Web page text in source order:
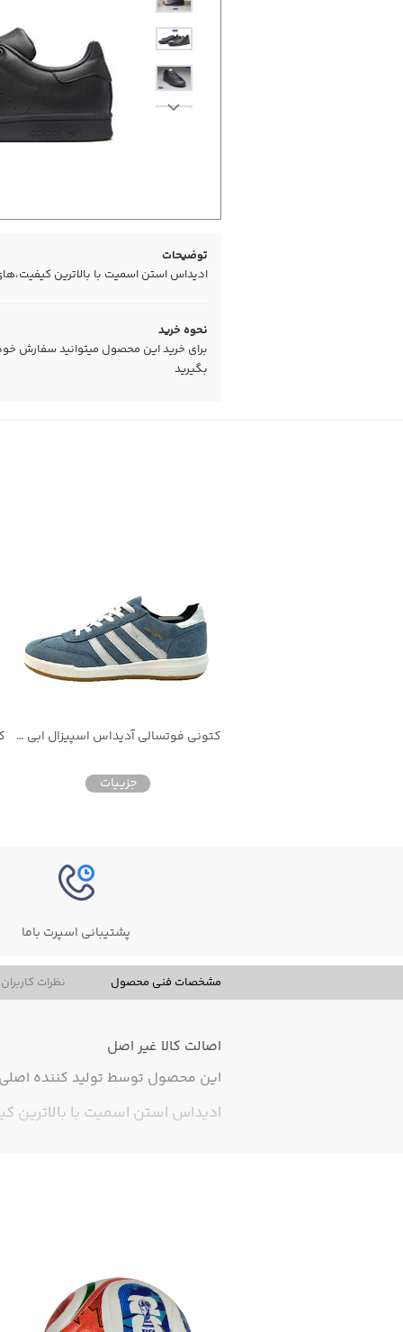
توضیحات
ادیداس استن اسمیت با بالاترین کیفیت،های کپی
نحوه خرید
برای خرید این محصول میتوانید سفارش
بگیرید
کتونی فوتسالی آدیداس اسپیزال ابی مخصوص اسفالت مناسب سالن رویه جیر
جزییات
پشتیبانی اسپرت باما
مشخصات فنی محصول نظرات کاربران
اصالت کالا غیر اصل
این محصول توسط تولید کننده
ادیداس استن اسمیت با بالاترین